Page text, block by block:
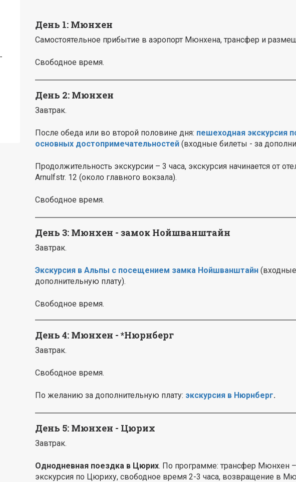
День 1: Мюнхен
Самостоятельное прибытие в аэропорт Мюнхена, трансфер и
Свободное время.
День 2: Мюнхен
Завтрак.
После обеда или во второй половине дня: пешеходная экскурсия
основных достопримечательностей (входные билеты - за
Продолжительность экскурсии – 3 часа, экскурсия начинается от
Arnulfstr. 12 (около главного вокзала).
Свободное время.
День 3: Мюнхен - замок Нойшванштайн
Завтрак.
Экскурсия в Альпы с посещением замка Нойшванштайн
дополнительную плату).
Свободное время.
День 4: Мюнхен - *Нюрнберг
Завтрак.
Свободное время.
По желанию за дополнительную плату: экскурсия в Нюрнберг.
День 5: Мюнхен - Цюрих
Завтрак.
Однодневная поездка в Цюрих. По программе: трансфер Мюнхен
экскурсия по Цюриху, свободное время 2-3 часа, возвращение в